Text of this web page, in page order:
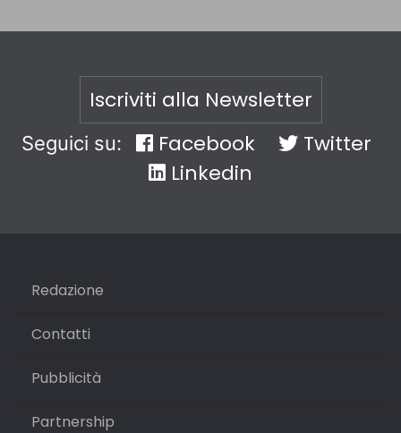
Iscriviti alla Newsletter
Seguici su: Facebook
Twitter
Linkedin
Redazione
Contatti
Pubblicità
Partnership